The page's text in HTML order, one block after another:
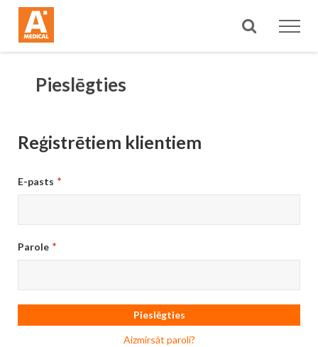
Meklēt
Pieslēgties
Reģistrētiem klientiem
E-pasts
Parole
Pieslēgties
Aizmirsāt paroli?